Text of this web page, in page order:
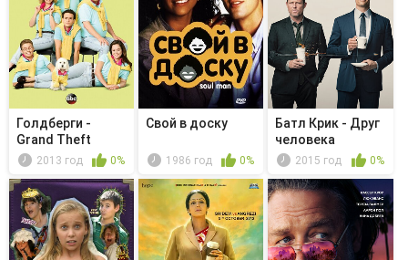
Голдберги -
Grand Theft
Scooter
2013 год 0%
Свой в доску
1986 год 0%
Батл Крик - Друг
человека
2015 год 0%